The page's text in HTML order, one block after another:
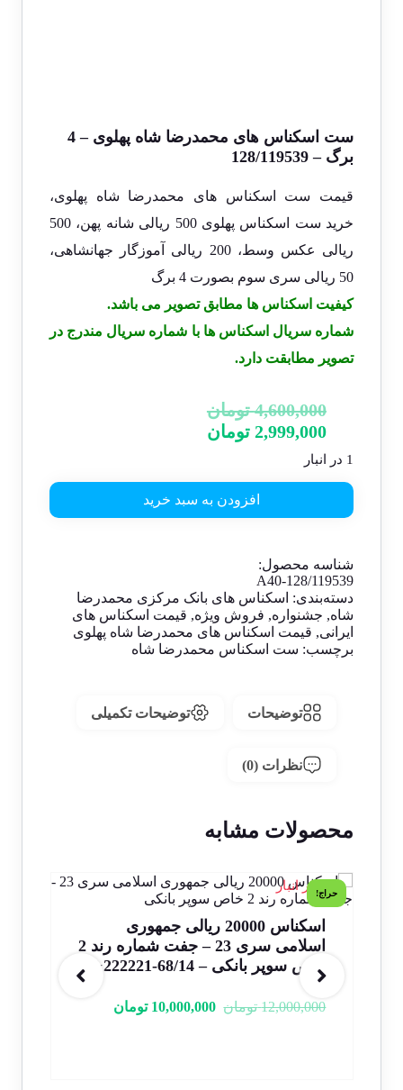
ست اسکناس های محمدرضا شاه پهلوی – 4
برگ – 128/119539
قیمت ست اسکناس های محمدرضا شاه پهلوی،
خرید ست اسکناس پهلوی 500 ریالی شانه پهن، 500
ریالی عکس وسط، 200 ریالی آموزگار جهانشاهی،
50 ریالی سری سوم بصورت 4 برگ
کیفیت اسکناس ها مطابق تصویر می باشد.
شماره سریال اسکناس ها با شماره سریال مندرج در
تصویر مطابقت دارد.
4,600,000 تومان
2,999,000 تومان
1 در انبار
افزودن به سبد خرید
شناسه محصول:
A40-128/119539
دسته‌بندی: اسکناس های بانک مرکزی محمدرضا
شاه, جشنواره, فروش ویژه, قیمت اسکناس های
ایرانی, قیمت اسکناس های محمدرضا شاه پهلوی
برچسب: ست اسکناس محمدرضا شاه
توضیحات توضیحات تکمیلی
نظرات (0)
محصولات مشابه
حراج!
اسکناس 20000 ریالی جمهوری
اسلامی سری 23 – جفت شماره رند 2
خاص سوپر بانکی – 68/14-222221&2
12,000,000 تومان 10,000,000 تومان